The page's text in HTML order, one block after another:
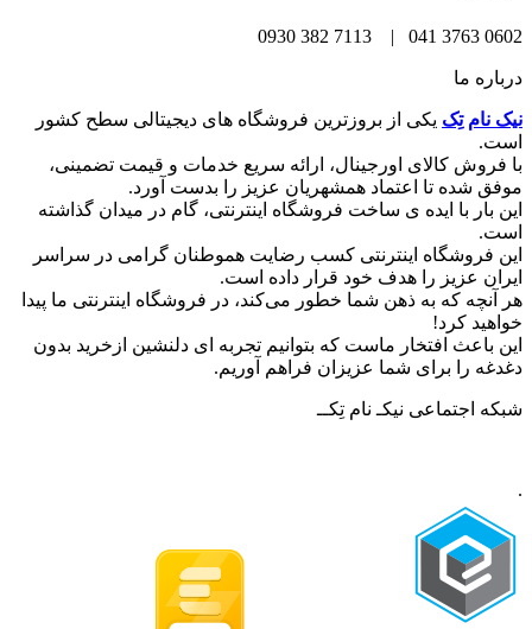
0602 3763 041 | 7113 382 0930
درباره ما
نیک نام تِک یکی از بروزترین فروشگاه های دیجیتالی سطح کشور
است.
با فروش کالای اورجینال، ارائه سریع خدمات و قیمت تضمینی،
موفق شده تا اعتماد همشهریان عزیز را بدست آورد.
این بار با ایده ی ساخت فروشگاه اینترنتی، گام در میدان گذاشته
است.
این فروشگاه اینترنتی کسب رضایت هموطنان گرامی در سراسر
ایران عزیز را هدف خود قرار داده است.
هر آنچه که به ذهن شما خطور می‌کند، در فروشگاه اینترنتی ما پیدا
خواهید کرد!
این باعث افتخار ماست که بتوانیم تجربه ای دلنشین ازخرید بدون
دغدغه را برای شما عزیزان فراهم آوریم.
شبکه‌ اجتماعی نیکـ نام تِکــ
.